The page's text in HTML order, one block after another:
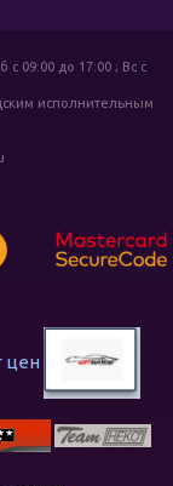
c 09:00 до 17:00 ; Вс c
исполнительным